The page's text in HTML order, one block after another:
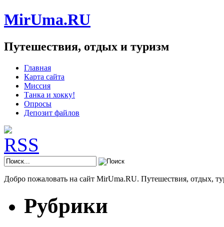
MirUma.RU
Путешествия, отдых и туризм
Главная
Карта сайта
Миссия
Танка и хокку!
Опросы
Депозит файлов
Добро пожаловать на сайт MirUma.RU. Путешествия, отдых,
Рубрики